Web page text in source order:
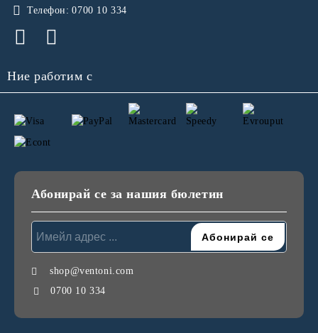
Телефон: 0700 10 334
Ние работим с
Абонирай се за нашия бюлетин
shop@ventoni.com
0700 10 334